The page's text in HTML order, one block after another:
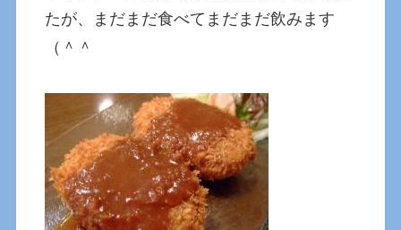
たが、まだまだ食べてまだまだ飲みます
（＾＾